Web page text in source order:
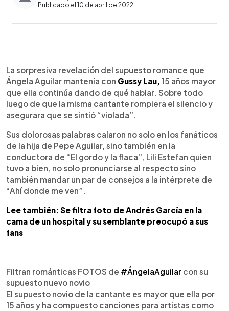
Publicado el 10 de abril de 2022
Escuchar artículo
La sorpresiva revelación del supuesto romance que
Ángela Aguilar mantenía con Gussy Lau, 15 años mayor
que ella continúa dando de qué hablar. Sobre todo
luego de que la misma cantante rompiera el silencio y
asegurara que se sintió “violada”.
Sus dolorosas palabras calaron no solo en los fanáticos
de la hija de Pepe Aguilar, sino también en la
conductora de “El gordo y la flaca”, Lili Estefan quien
tuvo a bien, no solo pronunciarse al respecto sino
también mandar un par de consejos a la intérprete de
“Ahí donde me ven”.
Lee también: Se filtra foto de Andrés García en la
cama de un hospital y su semblante preocupó a sus
fans
Filtran románticas FOTOS de #ÁngelaAguilar con su
supuesto nuevo novio
El supuesto novio de la cantante es mayor que ella por
15 años y ha compuesto canciones para artistas como